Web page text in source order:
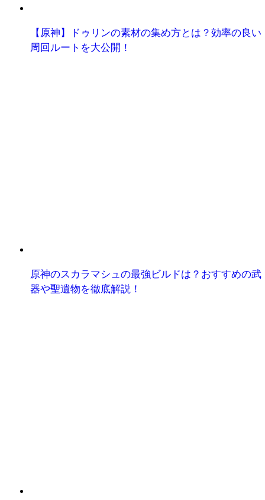
【原神】ドゥリンの素材の集め方とは？効率の良い
周回ルートを大公開！
原神のスカラマシュの最強ビルドは？おすすめの武
器や聖遺物を徹底解説！